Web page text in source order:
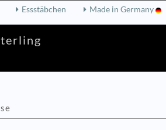
Essstäbchen Made in Germany